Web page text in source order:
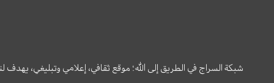
شبكة السراج في الطريق إلى الله؛ موقع ثقافي، إعلامي وتبليغي،